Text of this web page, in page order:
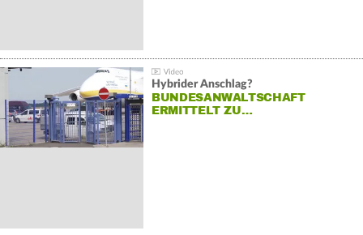
Hybrider Anschlag?
BUNDESANWALTSCHAFT
ERMITTELT ZU…